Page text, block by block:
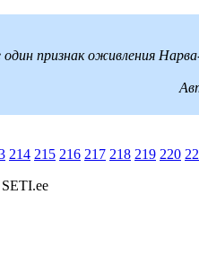
признак оживления
214 215 216 217 218 219 220
SETI.ee